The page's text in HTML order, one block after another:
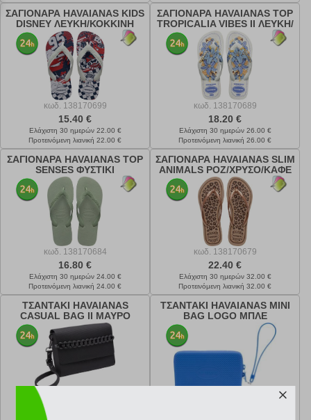
ΣΑΓΙΟΝΑΡΑ HAVAIANAS KIDS
DISNEY ΛΕΥΚΗ/ΚΟΚΚΙΝΗ
κωδ. 138170699
15.40 €
Ελάχιστη 30 ημερών 22.00 €
Προτεινόμενη λιανική 22.00 €
ΣΑΓΙΟΝΑΡΑ HAVAIANAS TOP
TROPICALIA VIBES II ΛΕΥΚΗ/
ΜΠΛΕ
κωδ. 138170689
18.20 €
Ελάχιστη 30 ημερών 26.00 €
Προτεινόμενη λιανική 26.00 €
ΣΑΓΙΟΝΑΡΑ HAVAIANAS TOP
SENSES ΦΥΣΤΙΚΙ
κωδ. 138170684
16.80 €
Ελάχιστη 30 ημερών 24.00 €
Προτεινόμενη λιανική 24.00 €
ΣΑΓΙΟΝΑΡΑ HAVAIANAS SLIM
ANIMALS ΡΟΖ/ΧΡΥΣΟ/ΚΑΦΕ
κωδ. 138170679
22.40 €
Ελάχιστη 30 ημερών 32.00 €
Προτεινόμενη λιανική 32.00 €
ΤΣΑΝΤΑΚΙ HAVAIANAS
CASUAL BAG II ΜΑΥΡΟ
ΤΣΑΝΤΑΚΙ HAVAIANAS MINI
BAG LOGO ΜΠΛΕ